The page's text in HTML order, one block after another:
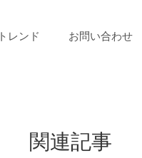
トレンド お問い合わせ
関連記事